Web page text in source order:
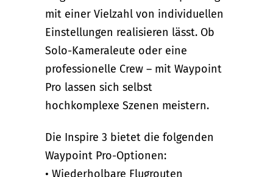
mit einer Vielzahl von individuellen
Einstellungen realisieren lässt. Ob
Solo-Kameraleute oder eine
professionelle Crew – mit Waypoint
Pro lassen sich selbst
hochkomplexe Szenen meistern.
Die Inspire 3 bietet die folgenden
Waypoint Pro-Optionen:
• Wiederholbare Flugrouten